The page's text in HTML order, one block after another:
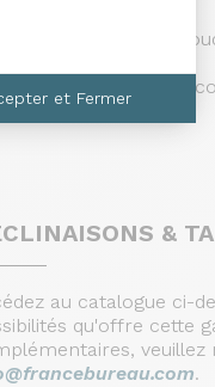
et Fermer
avec peinture à
munis de vis
&
au catalogue ci-
qu'offre cette
.